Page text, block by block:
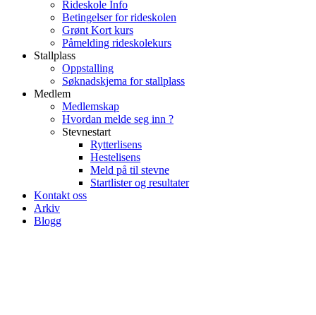
Rideskole Info
Betingelser for rideskolen
Grønt Kort kurs
Påmelding rideskolekurs
Stallplass
Oppstalling
Søknadskjema for stallplass
Medlem
Medlemskap
Hvordan melde seg inn ?
Stevnestart
Rytterlisens
Hestelisens
Meld på til stevne
Startlister og resultater
Kontakt oss
Arkiv
Blogg